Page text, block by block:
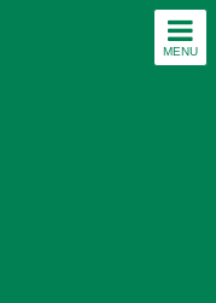
MENU